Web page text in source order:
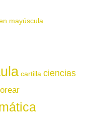
mayúscula
cartilla ciencias